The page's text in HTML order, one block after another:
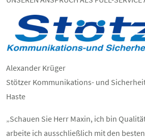
Alexander Krüger
Stötzer Kommunikations- und
Haste
„Schauen Sie Herr Maxin, ich bin
arbeite ich ausschließlich mit den